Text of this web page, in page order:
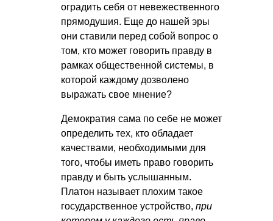
оградить себя от невежественного
прямодушия. Еще до нашей эры
они ставили перед собой вопрос о
том, кто может говорить правду в
рамках общественной системы, в
которой каждому дозволено
выражать свое мнение?
Демократия сама по себе не может
определить тех, кто обладает
качествами, необходимыми для
того, чтобы иметь право говорить
правду и быть услышанным.
Платон называет плохим такое
государственное устройство, при